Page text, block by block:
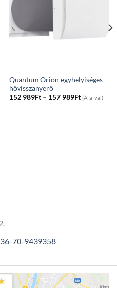
Quantum Orion egyhelyiséges
hővisszanyerő
152 989Ft – 157 989FtPrice
range:
(Áfa-val)
70-9439358